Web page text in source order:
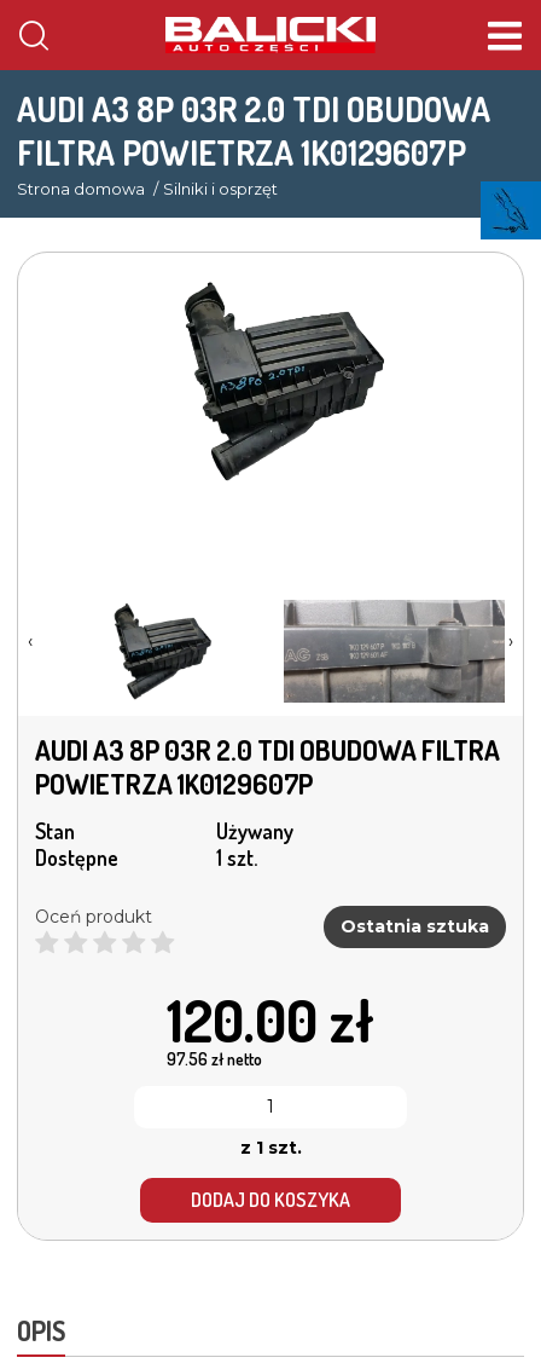
AUDI A3 8P 03R 2.0 TDI OBUDOWA
FILTRA POWIETRZA 1K0129607P
Strona domowa Silniki i osprzęt
‹ ›
AUDI A3 8P 03R 2.0 TDI OBUDOWA FILTRA
POWIETRZA 1K0129607P
Stan
Używany
Dostępne
1 szt.
Oceń produkt Ostatnia sztuka
120.00 zł
97.56zł netto
z 1 szt.
DODAJ DO KOSZYKA
OPIS